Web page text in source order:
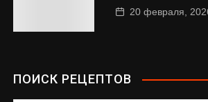
20 февраля,
ПОИСК РЕЦЕПТОВ